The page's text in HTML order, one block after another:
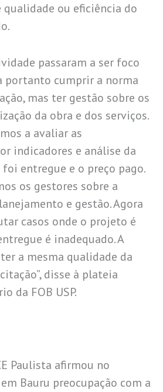
qualidade ou eficiência do
passaram a ser foco
portanto cumprir a norma
mas ter gestão sobre os
da obra e dos serviços.
a avaliar as
indicadores e análise da
entregue e o preço pago.
os gestores sobre a
e gestão. Agora
casos onde o projeto é
é inadequado. A
a mesma qualidade da
disse à plateia
da FOB USP.
Paulista afirmou no
Bauru preocupação com a